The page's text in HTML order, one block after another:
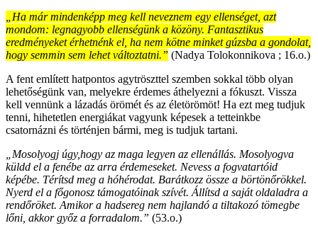
„Ha már mindenképp meg kell neveznem egy ellenséget, azt
mondom: legnagyobb ellenségünk a közöny. Fantasztikus
eredményeket érhetnénk el, ha nem kötne minket gúzsba a gondolat,
hogy semmin sem lehet változtatni.” (Nadya Tolokonnikova ; 16.o.)
A fent említett hatpontos agytröszttel szemben sokkal több olyan
lehetőségünk van, melyekre érdemes áthelyezni a fókuszt. Vissza
kell vennünk a lázadás örömét és az életörömöt! Ha ezt meg tudjuk
tenni, hihetetlen energiákat vagyunk képesek a tetteinkbe
csatornázni és történjen bármi, meg is tudjuk tartani.
„Mosolyogj úgy,hogy az maga legyen az ellenállás. Mosolyogva
küldd el a fenébe az arra érdemeseket. Nevess a fogvatartóid
képébe. Térítsd meg a hóhérodat. Barátkozz össze a börtönőrökkel.
Nyerd el a főgonosz támogatóinak szívét. Állítsd a saját oldaladra a
rendőröket. Amikor a hadsereg nem hajlandó a tiltakozó tömegbe
lőni, akkor győz a forradalom.” (53.o.)